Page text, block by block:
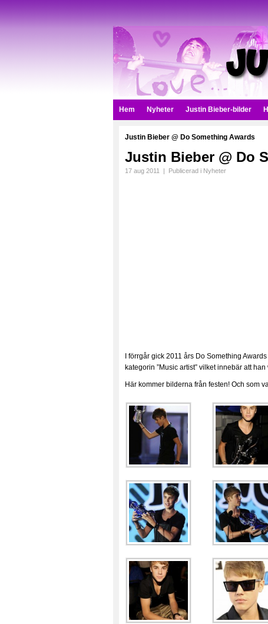
Hem Nyheter Justin Bieber-bilder
Justin Bieber @ Do Something Awards
Justin Bieber @ Do
17 aug 2011 | Publicerad i Nyheter
I förrgår gick 2011 års Do Something
kategorin ”Music artist” vilket innebär att
Här kommer bilderna från festen! Och som